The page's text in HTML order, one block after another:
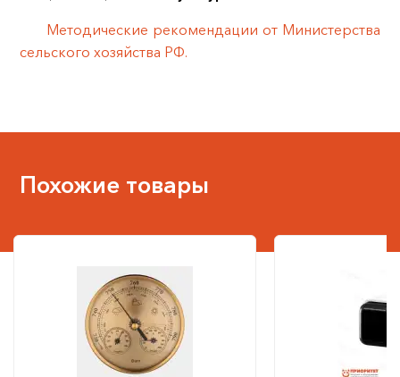
Методические рекомендации от Министерства
сельского хозяйства РФ.
Похожие товары